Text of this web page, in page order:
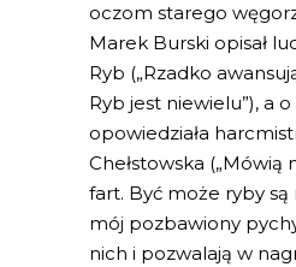
oczom starego
Marek Burski opisał
Ryb („Rzadko
Ryb jest niewielu”), a
opowiedziała
Chełstowska („Mówią
fart. Być może ryby są
mój pozbawiony
nich i pozwalają w